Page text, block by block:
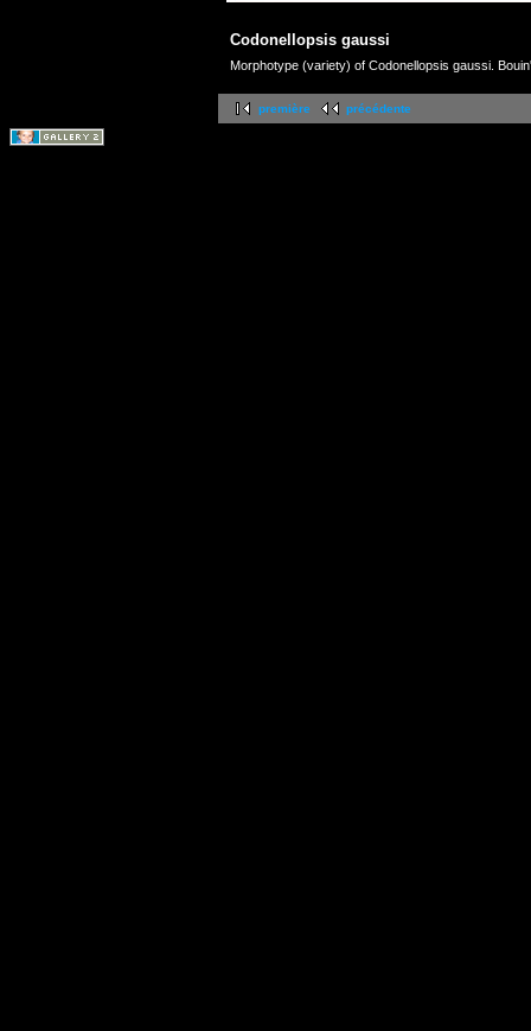
Codonellopsis gaussi
Morphotype (variety) of Codonellopsis gaussi.
première précédente